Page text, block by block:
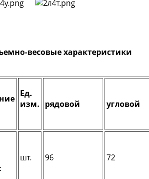
весовые характеристики
Ед.
изм. рядовой угловой
шт. 96 72